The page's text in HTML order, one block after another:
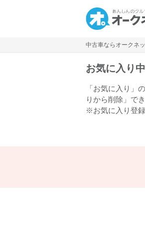
中古車ならオークネ
お気に入り
「お気に入り」
りから削除」でき
※お気に入り登